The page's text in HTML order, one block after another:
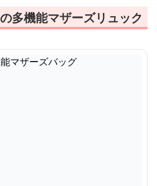
多機能マザーズリュック